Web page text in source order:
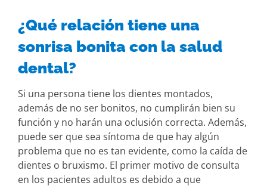
¿Qué relación tiene una
sonrisa bonita con la salud
dental?
Si una persona tiene los dientes montados,
además de no ser bonitos, no cumplirán bien su
función y no harán una oclusión correcta. Además,
puede ser que sea síntoma de que hay algún
problema que no es tan evidente, como la caída de
dientes o bruxismo. El primer motivo de consulta
en los pacientes adultos es debido a que